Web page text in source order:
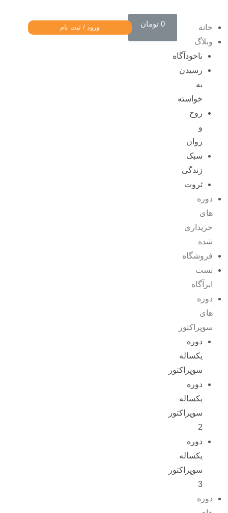
خانه
وبلاگ
ناخودآگاه
رسیدن
به
خواسته
روح
و
روان
سبک
زندگی
ثروت
دوره
های
خریداری
شده
فروشگاه
تست
ابرآگاه
دوره
های
سوپراکتور
دوره
یکساله
سوپراکتور
دوره
یکساله
سوپراکتور
2
دوره
یکساله
سوپراکتور
3
دوره
0 تومان ورود / ثبت نام